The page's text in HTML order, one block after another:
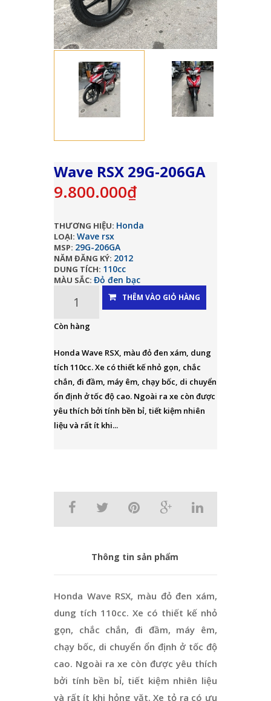
Wave RSX 29G-206GA
9.800.000₫
THƯƠNG HIỆU: Honda
LOẠI: Wave rsx
MSP: 29G-206GA
NĂM ĐĂNG KÝ: 2012
DUNG TÍCH: 110cc
MÀU SẮC: Đỏ đen bạc
THÊM VÀO GIỎ HÀNG
Còn hàng
Honda Wave RSX, màu đỏ đen xám, dung
tích 110cc. Xe có thiết kế nhỏ gọn, chắc
chắn, đi đầm, máy êm, chạy bốc, di chuyển
ổn định ở tốc độ cao. Ngoài ra xe còn được
yêu thích bởi tính bền bỉ, tiết kiệm nhiên
liệu và rất ít khi...
Thông tin sản phẩm
Honda Wave RSX, màu đỏ đen xám,
dung tích 110cc. Xe có thiết kế nhỏ
gọn, chắc chắn, đi đầm, máy êm,
chạy bốc, di chuyển ổn định ở tốc độ
cao. Ngoài ra xe còn được yêu thích
bởi tính bền bỉ, tiết kiệm nhiên liệu
và rất ít khi hỏng vặt. Xe tỏ ra có ưu